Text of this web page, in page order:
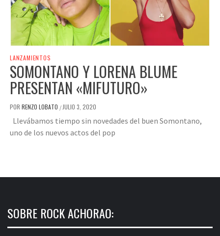
LANZAMIENTOS
SOMONTANO Y LORENA BLUME
PRESENTAN «MIFUTURO»
POR RENZO LOBATO /JULIO 3, 2020
Llevábamos tiempo sin novedades del buen Somontano,
uno de los nuevos actos del pop
SOBRE ROCK ACHORAO: